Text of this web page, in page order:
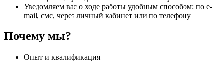
Уведомляем вас о ходе работы удобным способом: по e-
mail, смс, через личный кабинет или по телефону
Почему мы?
Опыт и квалификация